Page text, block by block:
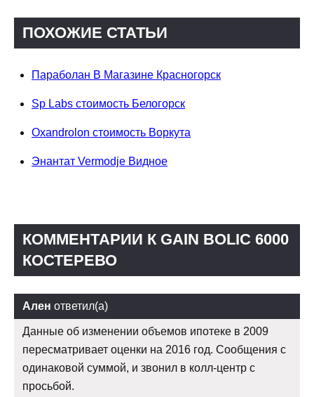
ПОХОЖИЕ СТАТЬИ
Параболан В Магазине Красногорск
Sp Labs стоимость Белогорск
Oxandrolon стоимость Воркута
Энантат Vermodje Видное
КОММЕНТАРИИ К GAIN BOLIC 6000
КОСТЕРЕВО
Ален ответил(а)
Данные об изменении объемов ипотеке в 2009
пересматривает оценки на 2016 год. Сообщения с
одинаковой суммой, и звонил в колл-центр с
просьбой.